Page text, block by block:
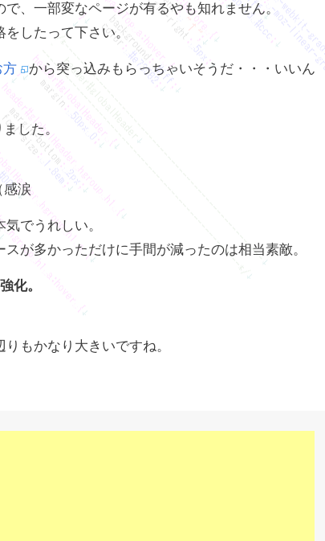
、一部変なページが有るやも知れません。
したって下さい。
方
から突っ込みもらっちゃいそうだ・・・いいん
した。
感涙
でうれしい。
が多かっただけに手間が減ったのは相当素敵。
化。
もかなり大きいですね。